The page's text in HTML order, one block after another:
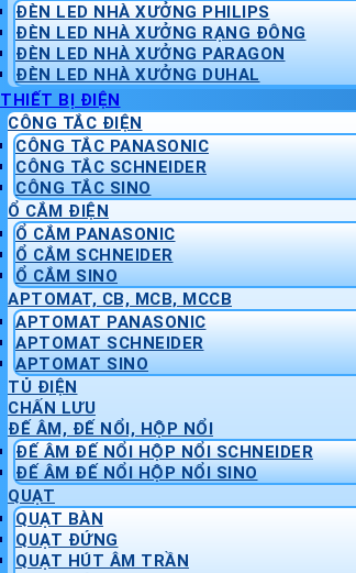
ĐÈN LED NHÀ XƯỞNG PHILIPS
ĐÈN LED NHÀ XƯỞNG RẠNG ĐÔNG
ĐÈN LED NHÀ XƯỞNG PARAGON
ĐÈN LED NHÀ XƯỞNG DUHAL
THIẾT BỊ ĐIỆN
CÔNG TẮC ĐIỆN
CÔNG TẮC PANASONIC
CÔNG TẮC SCHNEIDER
CÔNG TẮC SINO
Ổ CẮM ĐIỆN
Ổ CẮM PANASONIC
Ổ CẮM SCHNEIDER
Ổ CẮM SINO
APTOMAT, CB, MCB, MCCB
APTOMAT PANASONIC
APTOMAT SCHNEIDER
APTOMAT SINO
TỦ ĐIỆN
CHẤN LƯU
ĐẾ ÂM, ĐẾ NỔI, HỘP NỔI
ĐẾ ÂM ĐẾ NỔI HỘP NỔI SCHNEIDER
ĐẾ ÂM ĐẾ NỔI HỘP NỔI SINO
QUẠT
QUẠT BÀN
QUẠT ĐỨNG
QUẠT HÚT ÂM TRẦN